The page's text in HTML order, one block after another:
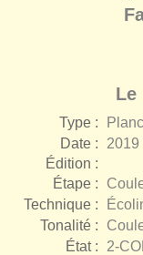
Le
Type :
Date :
2019
Édition :
Étape :
Technique :
Tonalité :
État :
2-